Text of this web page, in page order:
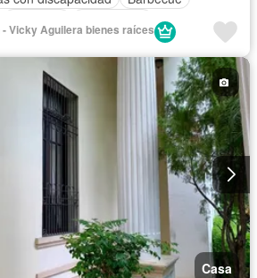
Piscina
Vicky Aguilera bienes raíces
Casa